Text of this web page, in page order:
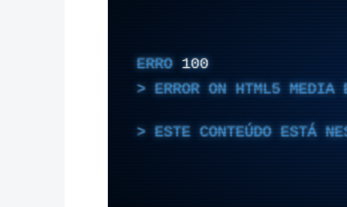
ERRO 100
ERROR ON HTML5 MEDIA
ESTE CONTEÚDO ESTÁ